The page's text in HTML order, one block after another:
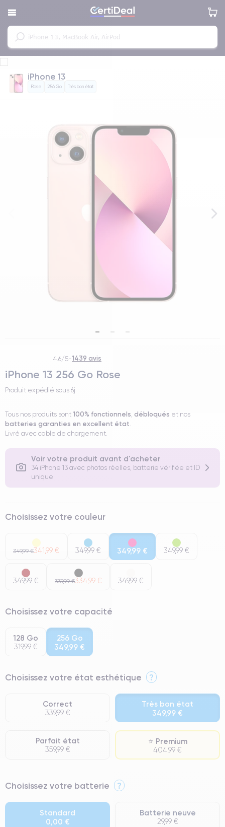
iPhone 13
Rose 256 Go Très bon état
4.6/5-1439 avis
iPhone 13 256 Go Rose
Produit expédié sous 6j
Tous nos produits sont 100% fonctionnels, débloqués et nos
batteries garanties en excellent état.
Livré avec cable de chargement.
Voir votre produit avant d'acheter
34 iPhone 13 avec photos réelles, batterie vérifiée et ID
unique
Choisissez votre couleur
349,99 €341,99 € 349,99 € 349,99 € 349,99 €
349,99 € 339,99 €334,99 € 349,99 €
Choisissez votre capacité
128 Go
319,99 €
256 Go
349,99 €
Choisissez votre état esthétique ?
Correct
339,99 €
Très bon état
349,99 €
Parfait état
359,99 €
⭐ Premium
404,99 €
⭐ Premium
● Batterie : usage intensif.
● Seuls 5% de nos téléphones ont un grade Premium.
Choisissez votre batterie ?
Standard
0,00 €
Batterie neuve
29,99 €